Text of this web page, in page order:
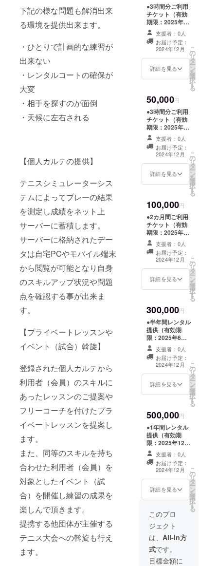
下記の様な問題も解消出来
る環境を提供出来ます。
・ひとりで計画的な練習が
出来ない
・レンタルコートの確保が
大変
・相手を探すのが面倒
・天候に左右される
【個人カルテの提供】
テニスシミュレーターシス
テムによってプレーの結果
を測定し成績をネット上
サーバーに蓄積します。
サーバーに格納されたデー
タは自宅PCやモバイル端末
から閲覧が可能となり自身
のスキルアップ状況や問題
点を確認する事が出来ま
す。
【プライベートレッスンや
イベント（試合）斡旋】
登録された個人カルテから
利用者（会員）のスキルに
あったレッスンのご提案や
フリーコーチを付けたプラ
イベートレッスンを提案し
ます。
また、同等のスキルを持ち
合わせた利用者（会員）を
対象としたイベント（試
合）を開催し練習の成果を
楽しんで頂きます。
提携する他団体が主催する
テニス大会への斡旋も行え
ます。
●3時間分ご利用
チケット（有効
期限：2025年3
月末まで） ●プ
ライベートレッ
スン1回分（１時
間）チケット
（有効期限：
2025年3月末ま
支援者：0人
お届け予定：
2024年12月
詳細を見る
こ
の
リ
タ
ー
ン
を
選
択
す
る
50,000円
●3時間分ご利用
チケット（有効
期限：2025年3
月末まで） ●プ
ライベートレッ
スン2回分（1回
１時間）チケッ
ト（有効期限：
2025年3月末ま
ルTシャツ ●初年
支援者：0人
お届け予定：
2024年12月
詳細を見る
こ
の
リ
タ
ー
ン
を
選
択
す
る
100,000円
●2カ月間ご利用
チケット（有効
期限：2025年3
月末まで） ●プ
ライベートレッ
スン3回分（1回
1時間）チケット
（有効期限：
2025年3月末ま
ルTシャツ ●初年
支援者：0人
お届け予定：
2024年12月
詳細を見る
こ
の
リ
タ
ー
ン
を
選
択
す
る
300,000円
●半年間レンタル
提供（有効期
限：2025年6月
末まで） ●プラ
イベートレッス
ン5回分（1回1
時間）チケット
（有効期限：
2025年3月末ま
支援者：0人
お届け予定：
2024年12月
詳細を見る
こ
の
リ
タ
ー
ン
を
選
択
す
る
500,000円
●1年間レンタル
提供（有効期
限：2025年12月
末まで） ●プラ
イベートレッス
ン10回分（1回1
時間）チケット
（有効期限：
2025年3月末ま
ルTシャツ ●年会
費免除（有効期
限：2045年12月
末まで）
支援者：0人
お届け予定：
2024年12月
詳細を見る
こ
の
リ
タ
ー
ン
を
選
択
す
る
このプロ
ジェクト
は、 All-In方
式です。
目標金額に